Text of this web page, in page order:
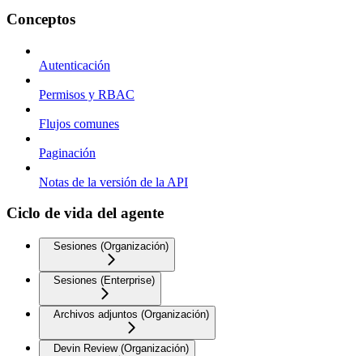
Conceptos
Autenticación
Permisos y RBAC
Flujos comunes
Paginación
Notas de la versión de la API
Ciclo de vida del agente
Sesiones (Organización)
Sesiones (Enterprise)
Archivos adjuntos (Organización)
Devin Review (Organización)